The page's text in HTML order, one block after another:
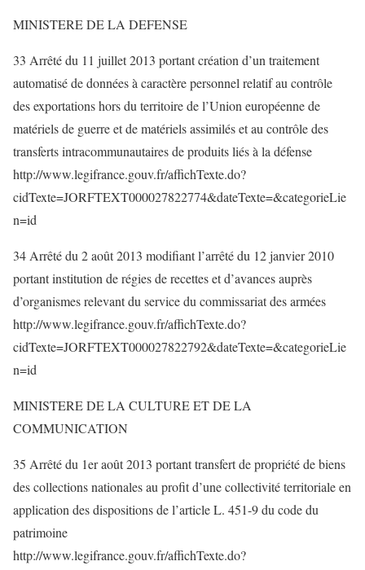
MINISTERE DE LA DEFENSE
33 Arrêté du 11 juillet 2013 portant création d’un traitement
automatisé de données à caractère personnel relatif au contrôle
des exportations hors du territoire de l’Union européenne de
matériels de guerre et de matériels assimilés et au contrôle des
transferts intracommunautaires de produits liés à la défense
http://www.legifrance.gouv.fr/affichTexte.do?
cidTexte=JORFTEXT000027822774&dateTexte=&categorieLie
n=id
34 Arrêté du 2 août 2013 modifiant l’arrêté du 12 janvier 2010
portant institution de régies de recettes et d’avances auprès
d’organismes relevant du service du commissariat des armées
http://www.legifrance.gouv.fr/affichTexte.do?
cidTexte=JORFTEXT000027822792&dateTexte=&categorieLie
n=id
MINISTERE DE LA CULTURE ET DE LA
COMMUNICATION
35 Arrêté du 1er août 2013 portant transfert de propriété de biens
des collections nationales au profit d’une collectivité territoriale en
application des dispositions de l’article L. 451-9 du code du
patrimoine
http://www.legifrance.gouv.fr/affichTexte.do?